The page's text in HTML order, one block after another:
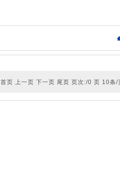
首页 上一页 下一页 尾页 页次:/0 页 10条/